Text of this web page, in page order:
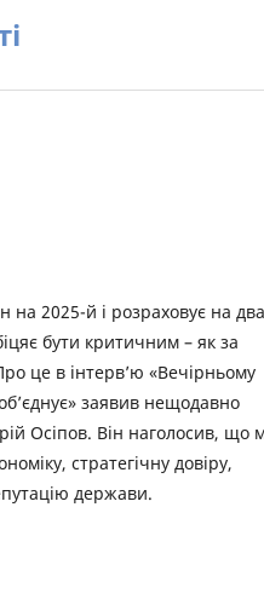
на 2025-й і розраховує на два
бути критичним – як за
це в інтерв’ю «Вечірньому
заявив нещодавно
Осіпов. Він наголосив, що
стратегічну довіру,
держави.